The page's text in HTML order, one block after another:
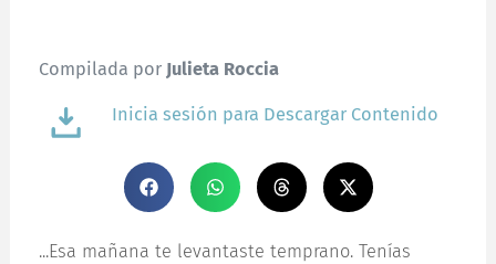
Compilada por Julieta Roccia
Inicia sesión para Descargar Contenido
...Esa mañana te levantaste temprano. Tenías